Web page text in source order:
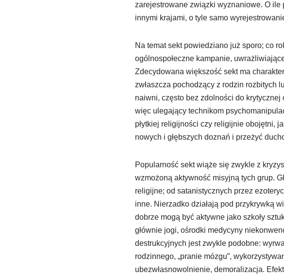
zarejestrowane związki wyznaniowe. O ile
innymi krajami, o tyle samo
Na temat sekt powiedziano już sporo; co
ogólnospołeczne kampanie,
Zdecydowana większość sekt ma
zwłaszcza pochodzący z rodzin rozbitych
naiwni, często bez zdolności do krytycznej
więc ulegający technikom
płytkiej religijności czy religijnie obojętni,
nowych i głębszych doznań i przeżyć
Popularność sekt wiąże się zwykle z
wzmożoną aktywność misyjną tych grup.
religijne; od satanistycznych przez
inne. Nierzadko działają pod przykrywką
dobrze mogą być aktywne jako szkoły
głównie jogi, ośrodki medycyny
destrukcyjnych jest zwykle podobne:
rodzinnego, „pranie mózgu”,
ubezwłasnowolnienie, demoralizacja.